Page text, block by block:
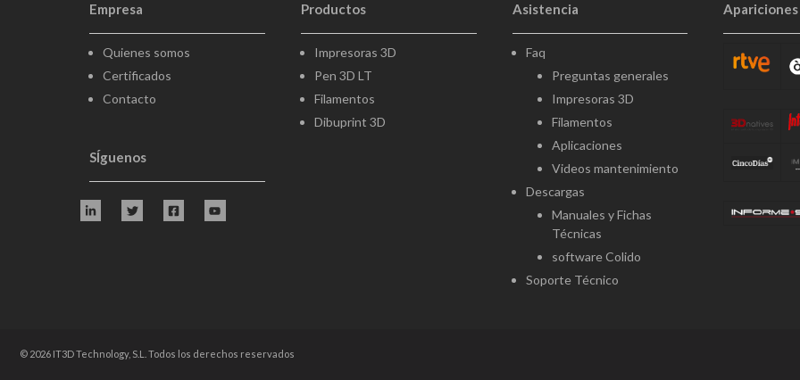
Empresa
Quienes somos
Certificados
Contacto
SÍguenos
Productos
Impresoras 3D
Pen 3D LT
Filamentos
Dibuprint 3D
Asistencia
Faq
Preguntas generales
Impresoras 3D
Filamentos
Aplicaciones
Videos mantenimiento
Descargas
Manuales y Fichas
Técnicas
software Colido
Soporte Técnico
© 2026 IT3D Technology, S.L . Todos los derechos reservados